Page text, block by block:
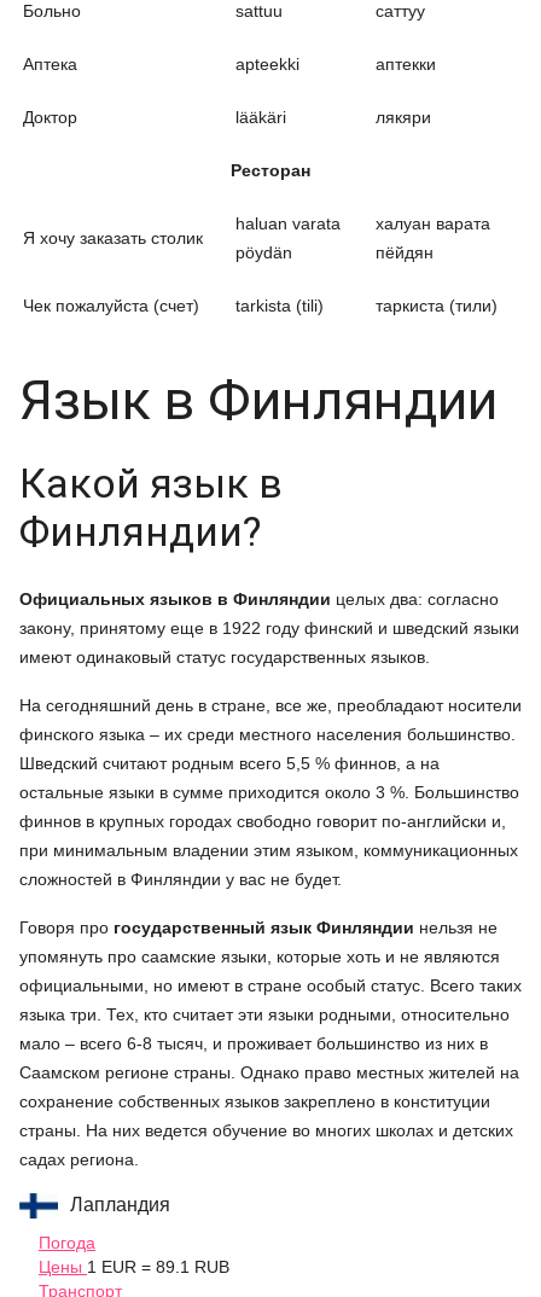
Больно sattuu саттуу
Аптека apteekki аптекки
Доктор lääkäri лякяри
Ресторан
Я хочу заказать столик
haluan varata
pöydän
халуан варата
пёйдян
Чек пожалуйста (счет) tarkista (tili) таркиста (тили)
Язык в Финляндии
Какой язык в
Финляндии?
Официальных языков в Финляндии целых два: согласно
закону, принятому еще в 1922 году финский и шведский языки
имеют одинаковый статус государственных языков.
На сегодняшний день в стране, все же, преобладают носители
финского языка – их среди местного населения большинство.
Шведский считают родным всего 5,5 % финнов, а на
остальные языки в сумме приходится около 3 %. Большинство
финнов в крупных городах свободно говорит по-английски и,
при минимальным владении этим языком, коммуникационных
сложностей в Финляндии у вас не будет.
Говоря про государственный язык Финляндии нельзя не
упомянуть про саамские языки, которые хоть и не являются
официальными, но имеют в стране особый статус. Всего таких
языка три. Тех, кто считает эти языки родными, относительно
мало – всего 6-8 тысяч, и проживает большинство из них в
Саамском регионе страны. Однако право местных жителей на
сохранение собственных языков закреплено в конституции
страны. На них ведется обучение во многих школах и детских
садах региона.
Лапландия
Погода
Цены 1 EUR = 89.1 RUB
Транспорт